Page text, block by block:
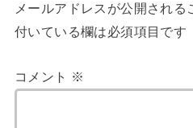
メールアドレスが公開される
付いている欄は必須項目です
コメント ※